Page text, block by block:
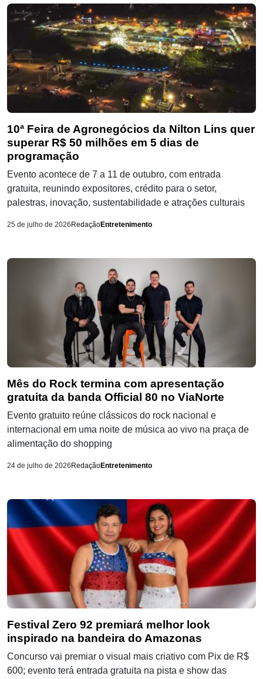
10ª Feira de Agronegócios da Nilton Lins quer
superar R$ 50 milhões em 5 dias de
programação
Evento acontece de 7 a 11 de outubro, com entrada
gratuita, reunindo expositores, crédito para o setor,
palestras, inovação, sustentabilidade e atrações culturais
25 de julho de 2026 RedaçãoEntretenimento
Mês do Rock termina com apresentação
gratuita da banda Official 80 no ViaNorte
Evento gratuito reúne clássicos do rock nacional e
internacional em uma noite de música ao vivo na praça de
alimentação do shopping
24 de julho de 2026 RedaçãoEntretenimento
Festival Zero 92 premiará melhor look
inspirado na bandeira do Amazonas
Concurso vai premiar o visual mais criativo com Pix de R$
600; evento terá entrada gratuita na pista e show das